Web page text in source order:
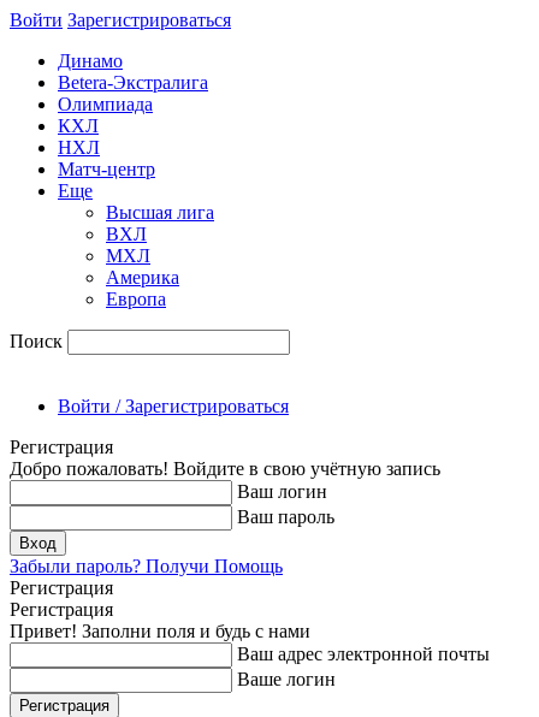
Войти Зарегиcтрироваться
Динамо
Betera-Экстралига
Олимпиада
КХЛ
НХЛ
Матч-центр
Еще
Высшая лига
ВХЛ
МХЛ
Америка
Европа
Поиск
Войти / Зарегистрироваться
Регистрация
Добро пожаловать! Войдите в свою учётную запись
Ваш логин
Ваш пароль
Забыли пароль? Получи Помощь
Регистрация
Регистрация
Привет! Заполни поля и будь с нами
Ваш адрес электронной почты
Ваше логин